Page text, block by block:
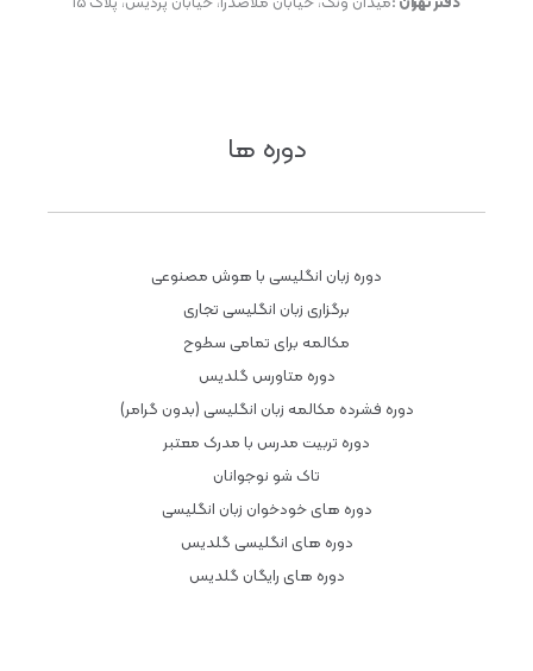
دوره ها
دوره زبان انگلیسی با هوش مصنوعی
برگزاری زبان انگلیسی تجاری
مکالمه برای تمامی سطوح
دوره متاورس گلدیس
دوره فشرده مکالمه زبان انگلیسی (بدون گرامر)
دوره تربیت مدرس با مدرک معتبر
تاک شو نوجوانان
دوره های خودخوان زبان انگلیسی
دوره های انگلیسی گلدیس
دوره های رایگان گلدیس